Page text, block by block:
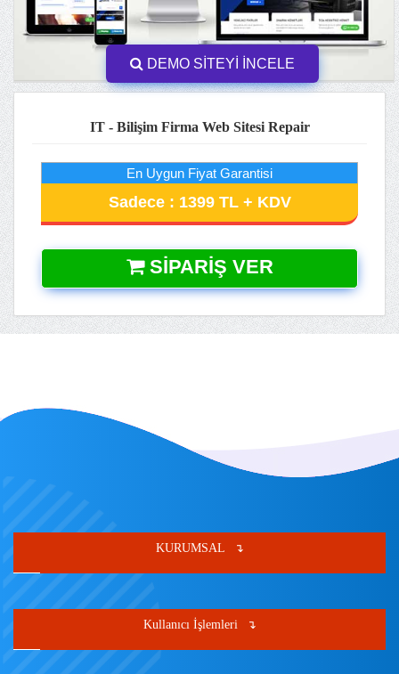
DEMO SİTEYİ İNCELE
IT - Bilişim Firma Web Sitesi Repair
En Uygun Fiyat Garantisi
Sadece : 1399 TL + KDV
SIPARIŞ VER
KURUMSAL
Kullanıcı İşlemleri